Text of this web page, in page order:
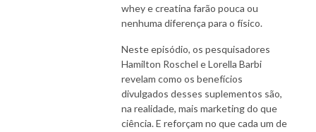
whey e creatina farão pouca ou
nenhuma diferença para o físico.
Neste episódio, os pesquisadores
Hamilton Roschel e Lorella Barbi
revelam como os benefícios
divulgados desses suplementos são,
na realidade, mais marketing do que
ciência. E reforçam no que cada um de